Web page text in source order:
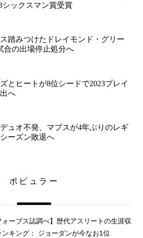
シックスマン賞受賞
踏みつけたドレイモンド・グリー
合の出場停止処分へ
とヒートが8位シードで2023プレイ
へ
ュオ不発、マブスが4年ぶりのレギ
ーズン敗退へ
ポピュラー
ォーブス誌調べ】歴代アスリートの生涯収
ンキング： ジョーダンが今なお1位